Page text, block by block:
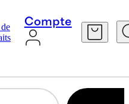
Compte
Chandails